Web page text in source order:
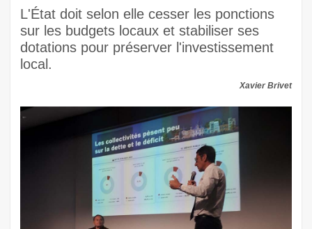
L'État doit selon elle cesser les ponctions
sur les budgets locaux et stabiliser ses
dotations pour préserver l'investissement
local.
Xavier Brivet